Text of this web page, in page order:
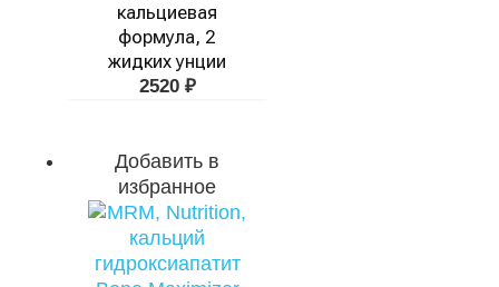
кальциевая
формула, 2
жидких унции
2520 ₽
Добавить в
избранное